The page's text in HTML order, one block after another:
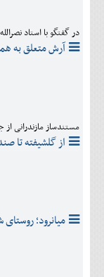
در گفتگو با استاد
آرش متعلق به
مستندساز مازندرانی
از گلشیفته تا
میانرود؛